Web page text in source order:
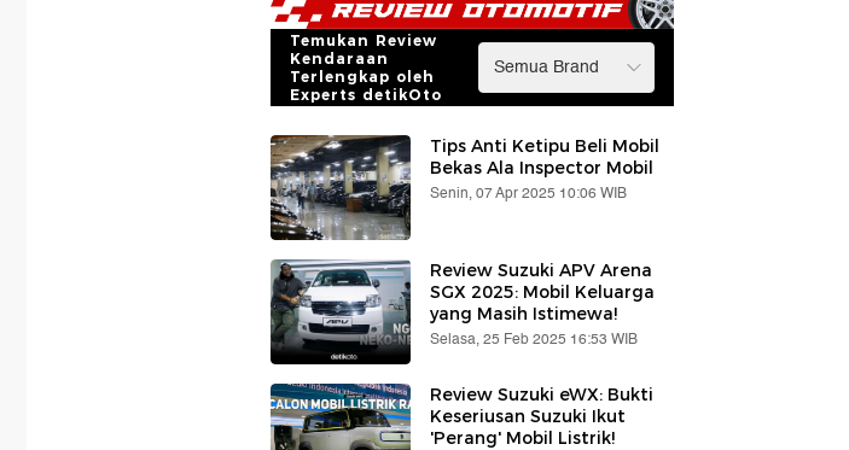
Temukan Review
Kendaraan
Terlengkap oleh
Experts detikOto
Tips Anti Ketipu Beli Mobil
Bekas Ala Inspector Mobil
Senin, 07 Apr 2025 10:06 WIB
Review Suzuki APV Arena
SGX 2025: Mobil Keluarga
yang Masih Istimewa!
Selasa, 25 Feb 2025 16:53 WIB
Review Suzuki eWX: Bukti
Keseriusan Suzuki Ikut
'Perang' Mobil Listrik!